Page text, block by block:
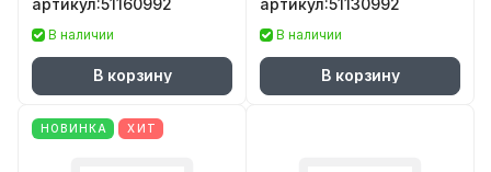
В наличии
В корзину
В наличии
В корзину
НОВИНКА ХИТ